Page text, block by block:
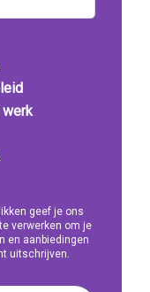
geef je ons
verwerken om je
en aanbiedingen
uitschrijven.